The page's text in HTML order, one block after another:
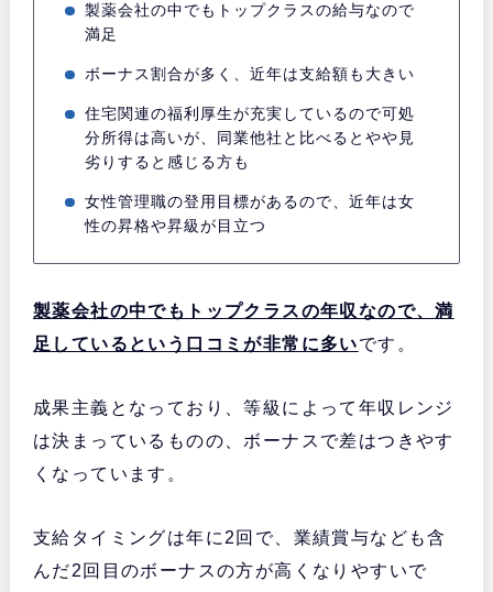
製薬会社の中でもトップクラスの給与なので
満足
ボーナス割合が多く、近年は支給額も大きい
住宅関連の福利厚生が充実しているので可処
分所得は高いが、同業他社と比べるとやや見
劣りすると感じる方も
女性管理職の登用目標があるので、近年は女
性の昇格や昇級が目立つ
製薬会社の中でもトップクラスの年収なので、満
足しているという口コミが非常に多いです。
成果主義となっており、等級によって年収レンジ
は決まっているものの、ボーナスで差はつきやす
くなっています。
支給タイミングは年に2回で、業績賞与なども含
んだ2回目のボーナスの方が高くなりやすいで